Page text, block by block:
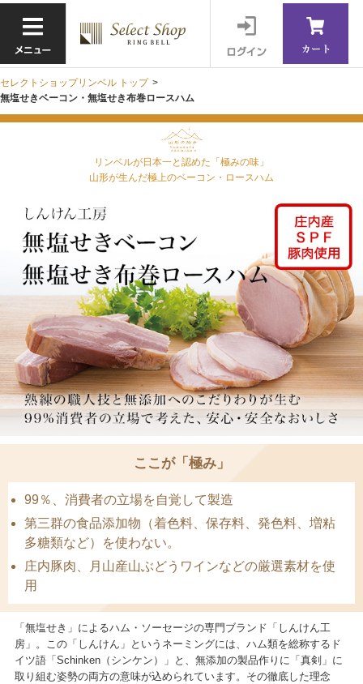
グルメセレクション
わけあり
リンベルのギフト
セレクトショップリンベル トップ
無塩せきベーコン・無塩せき布巻ロースハム
リンベルが日本一と認めた「極みの味」
山形が生んだ極上のベーコン・ロースハム
ここが「極み」
99％、消費者の立場を自覚して製造
第三群の食品添加物（着色料、保存料、発色料、増粘
多糖類など）を使わない。
庄内豚肉、月山産山ぶどうワインなどの厳選素材を使
用
「無塩せき」によるハム・ソーセージの専門ブランド「しんけん工
房」。この「しんけん」というネーミングには、ハム類を総称するド
イツ語「Schinken（シンケン）」と、無添加の製品作りに「真剣」に
取り組む姿勢の両方の意味が込められています。その徹底した理念